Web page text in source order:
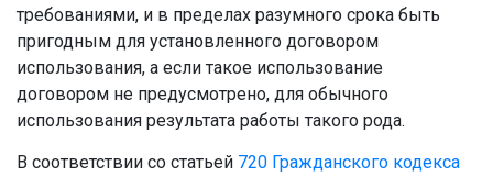
требованиями, и в пределах разумного срока быть
пригодным для установленного договором
использования, а если такое использование
договором не предусмотрено, для обычного
использования результата работы такого рода.
В соответствии со статьей 720 Гражданского кодекса